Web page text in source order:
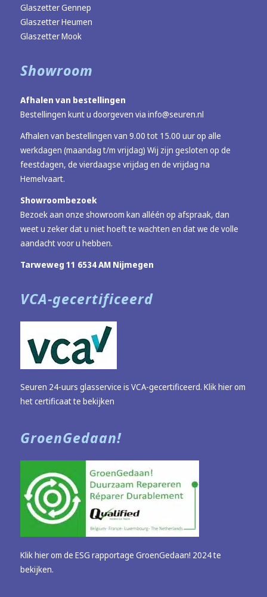
Glaszetter Gennep
Glaszetter Heumen
Glaszetter Mook
Showroom
Afhalen van bestellingen
Bestellingen kunt u doorgeven via info@seuren.nl
Afhalen van bestellingen van 9.00 tot 15.00 uur op alle
werkdagen (maandag t/m vrijdag) Wij zijn gesloten op de
feestdagen, de vierdaagse vrijdag en de vrijdag na
Hemelvaart.
Showroombezoek
Bezoek aan onze showroom kan alléén op afspraak, dan
weet u zeker dat u niet hoeft te wachten en dat we de volle
aandacht voor u hebben.
Tarweweg 11 6534 AM Nijmegen
VCA-gecertificeerd
Seuren 24-uurs glasservice is VCA-gecertificeerd. Klik hier om
het certificaat te bekijken
GroenGedaan!
Klik hier om de ESG rapportage GroenGedaan! 2024 te
bekijken.